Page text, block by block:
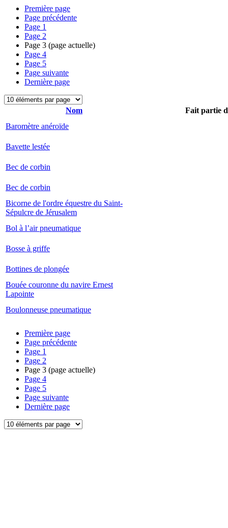
Première page
Page précédente
Page 1
Page 2
Page 3 (page actuelle)
Page 4
Page 5
Page suivante
Dernière page
Nom
Fait partie
Baromètre anéroïde
Bavette lestée
Bec de corbin
Bec de corbin
Bicorne de l'ordre équestre du Saint-
Sépulcre de Jérusalem
Bol à l’air pneumatique
Bosse à griffe
Bottines de plongée
Bouée couronne du navire Ernest
Lapointe
Boulonneuse pneumatique
Première page
Page précédente
Page 1
Page 2
Page 3 (page actuelle)
Page 4
Page 5
Page suivante
Dernière page